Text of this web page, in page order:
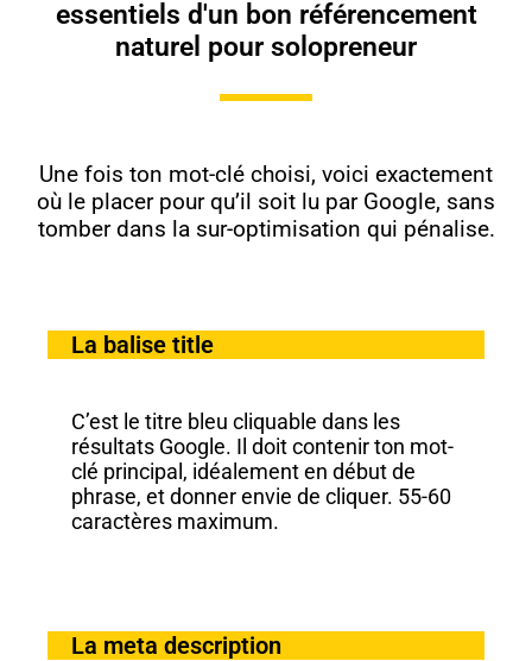
essentiels d'un bon référencement
naturel pour solopreneur
Une fois ton mot-clé choisi, voici exactement
où le placer pour qu’il soit lu par Google, sans
tomber dans la sur-optimisation qui pénalise.
La balise title
C’est le titre bleu cliquable dans les
résultats Google. Il doit contenir ton mot-
clé principal, idéalement en début de
phrase, et donner envie de cliquer. 55-60
caractères maximum.
La meta description